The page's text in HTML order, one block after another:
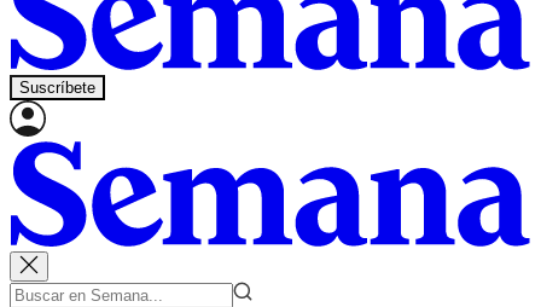
Suscríbete